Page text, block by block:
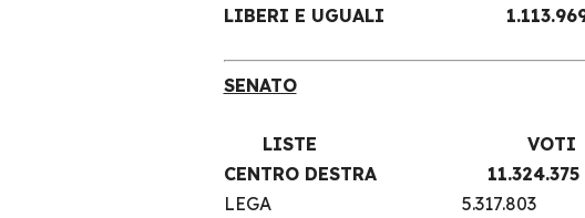
LIBERI E UGUALI
SENATO
LISTE
CENTRO DESTRA
LEGA 5.317.803